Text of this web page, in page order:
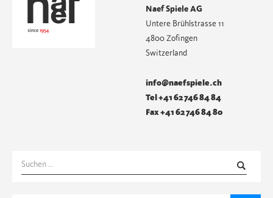
Naef Spiele AG
Untere Brühlstrasse 11
4800 Zofingen
Switzerland
info@naefspiele.ch
Tel +41 62 746 84 84
Fax +41 62 746 84 80
Suchen
nach: